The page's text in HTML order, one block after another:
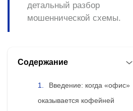
детальный разбор
мошеннической схемы.
Содержание
Введение: когда «офис»
оказывается кофейней